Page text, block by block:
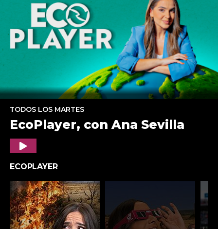
TODOS LOS MARTES
EcoPlayer, con Ana Sevilla
Play
ECOPLAYER